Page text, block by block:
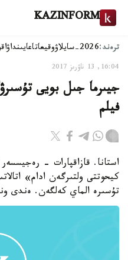
KAZINFORM
ترەند:2026-سايلاۋ وقيعاتاعايىنداۋ
16:04, 13 ناۋرىز 2017
جيىرما جىل بويى
فيلم
استانا. قازاقپارات -
تۇسىرە الماي كەلگەن. ەندى